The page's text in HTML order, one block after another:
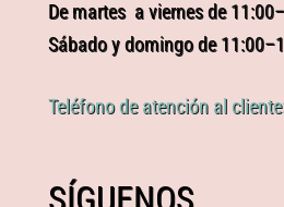
De martes a viernes de
Sábado y domingo de
Teléfono de atención al